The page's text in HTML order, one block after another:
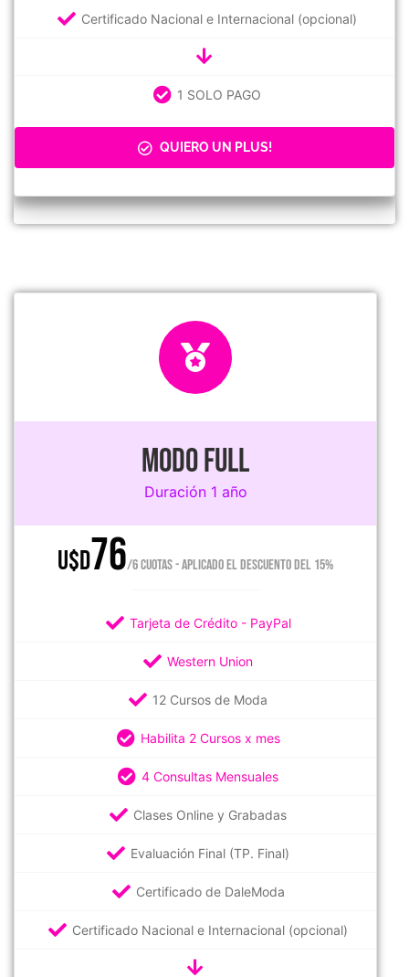
Certificado Nacional e Internacional (opcional)
1 SOLO PAGO
QUIERO UN PLUS!
MODO FULL
Duración 1 año
U$D76/6 CUOTAS - APLICADO EL DESCUENTO DEL 15%
Tarjeta de Crédito - PayPal
Western Union
12 Cursos de Moda
Habilita 2 Cursos x mes
4 Consultas Mensuales
Clases Online y Grabadas
Evaluación Final (TP. Final)
Certificado de DaleModa
Certificado Nacional e Internacional (opcional)